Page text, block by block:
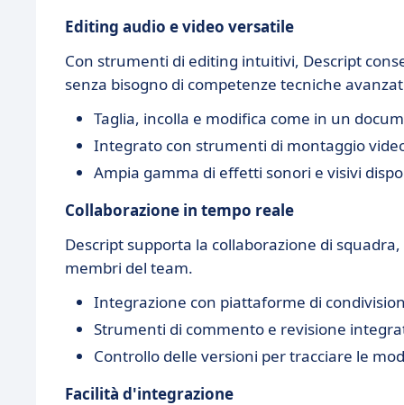
Editing audio e video versatile
Con strumenti di editing intuitivi, Descript
senza bisogno di competenze tecniche
Taglia, incolla e modifica come in un
Integrato con strumenti di montaggio
Ampia gamma di effetti sonori e visivi
Collaborazione in tempo reale
Descript supporta la collaborazione di
membri del team.
Integrazione con piattaforme di
Strumenti di commento e revisione
Controllo delle versioni per tracciare le
Facilità d'integrazione